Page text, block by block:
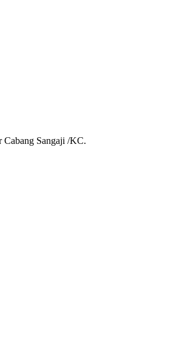
Sangaji /KC.